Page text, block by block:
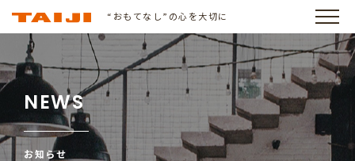
“おもてなし”の心を大切に
NEWS
お知らせ